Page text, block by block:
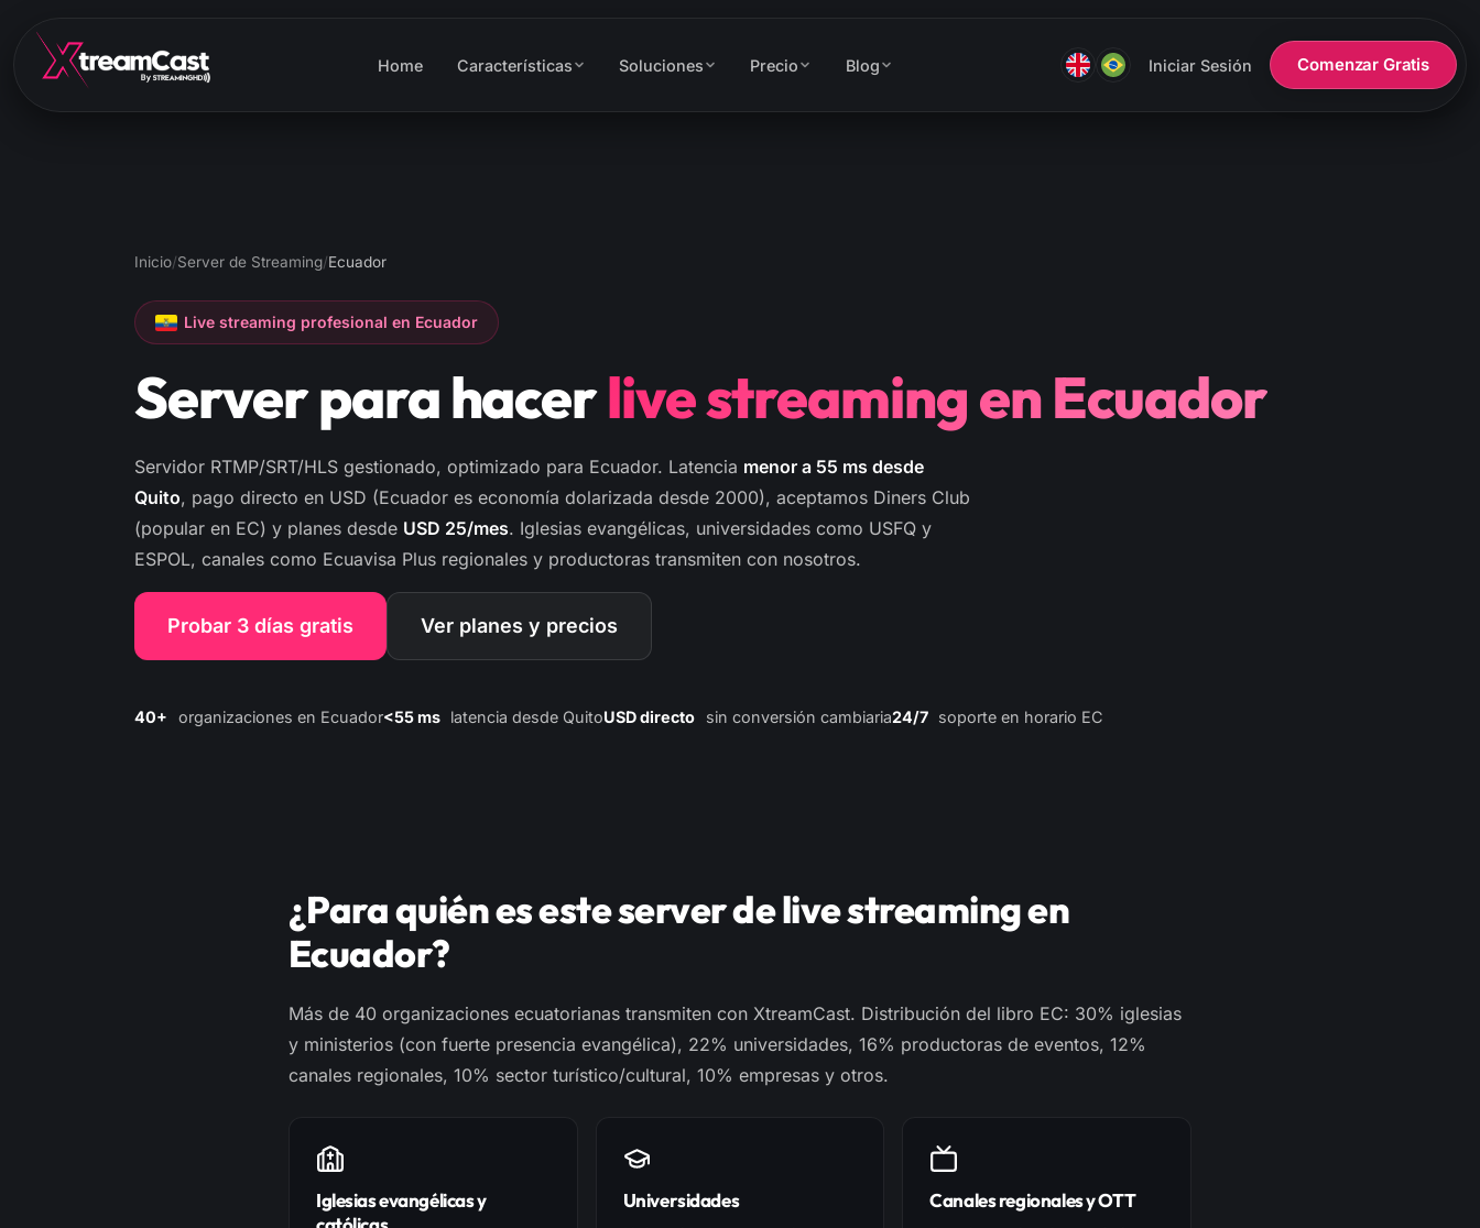
Home Características Soluciones Precio Blog Iniciar Sesión Comenzar Gratis
Inicio/Server de Streaming/Ecuador
Live streaming profesional en Ecuador
Server para hacerlive streaming en Ecuador
Servidor RTMP/SRT/HLS gestionado, optimizado para Ecuador. Latencia menor a 55 ms desde
Quito, pago directo en USD (Ecuador es economía dolarizada desde 2000), aceptamos Diners Club
(popular en EC) y planes desde USD 25/mes. Iglesias evangélicas, universidades como USFQ y
ESPOL, canales como Ecuavisa Plus regionales y productoras transmiten con nosotros.
Probar 3 días gratis Ver planes y precios
40+ organizaciones en Ecuador<55 ms latencia desde QuitoUSD directo sin conversión cambiaria24/7 soporte en horario EC
¿Para quién es este server de live streaming en
Ecuador?
Más de 40 organizaciones ecuatorianas transmiten con XtreamCast. Distribución del libro EC: 30% iglesias
y ministerios (con fuerte presencia evangélica), 22% universidades, 16% productoras de eventos, 12%
canales regionales, 10% sector turístico/cultural, 10% empresas y otros.
Iglesias evangélicas y
Universidades Canales regionales y OTT